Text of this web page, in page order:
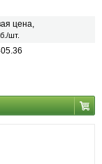
цена,
шт.